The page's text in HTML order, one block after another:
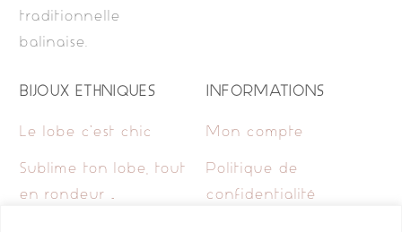
traditionnelle
balinaise.
BIJOUX ETHNIQUES
Le lobe c’est chic
Sublime ton lobe, tout
en rondeur …
INFORMATIONS
Mon compte
Politique de
confidentialité